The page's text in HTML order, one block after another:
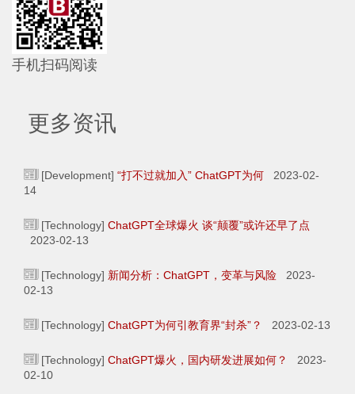
手机扫码阅读
更多资讯
[Development] “打不过就加入” ChatGPT为何 2023-02-
14
[Technology] ChatGPT全球爆火 谈“颠覆”或许还早了点
2023-02-13
[Technology] 新闻分析：ChatGPT，变革与风险 2023-
02-13
[Technology] ChatGPT为何引教育界“封杀”？ 2023-02-13
[Technology] ChatGPT爆火，国内研发进展如何？
2023-
02-10